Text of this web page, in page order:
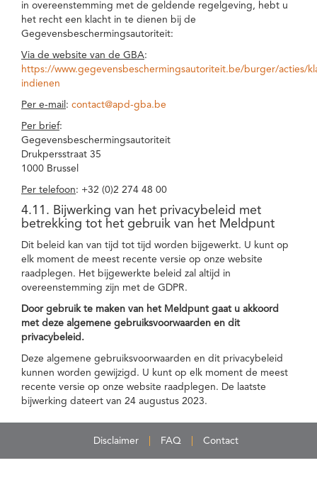
in overeenstemming met de geldende regelgeving, hebt u
het recht een klacht in te dienen bij de
Gegevensbeschermingsautoriteit:
Via de website van de GBA:
https://www.gegevensbeschermingsautoriteit.be/burger/acties/
indienen
Per e-mail : contact@apd-gba.be
Per brief:
Gegevensbeschermingsautoriteit
Drukpersstraat 35
1000 Brussel
Per telefoon: +32 (0)2 274 48 00
4.11. Bijwerking van het privacybeleid met
betrekking tot het gebruik van het Meldpunt
Dit beleid kan van tijd tot tijd worden bijgewerkt. U kunt op
elk moment de meest recente versie op onze website
raadplegen. Het bijgewerkte beleid zal altijd in
overeenstemming zijn met de GDPR.
Door gebruik te maken van het Meldpunt gaat u akkoord
met deze algemene gebruiksvoorwaarden en dit
privacybeleid.
Deze algemene gebruiksvoorwaarden en dit privacybeleid
kunnen worden gewijzigd. U kunt op elk moment de meest
recente versie op onze website raadplegen. De laatste
bijwerking dateert van 24 augustus 2023.
Disclaimer FAQ Contact